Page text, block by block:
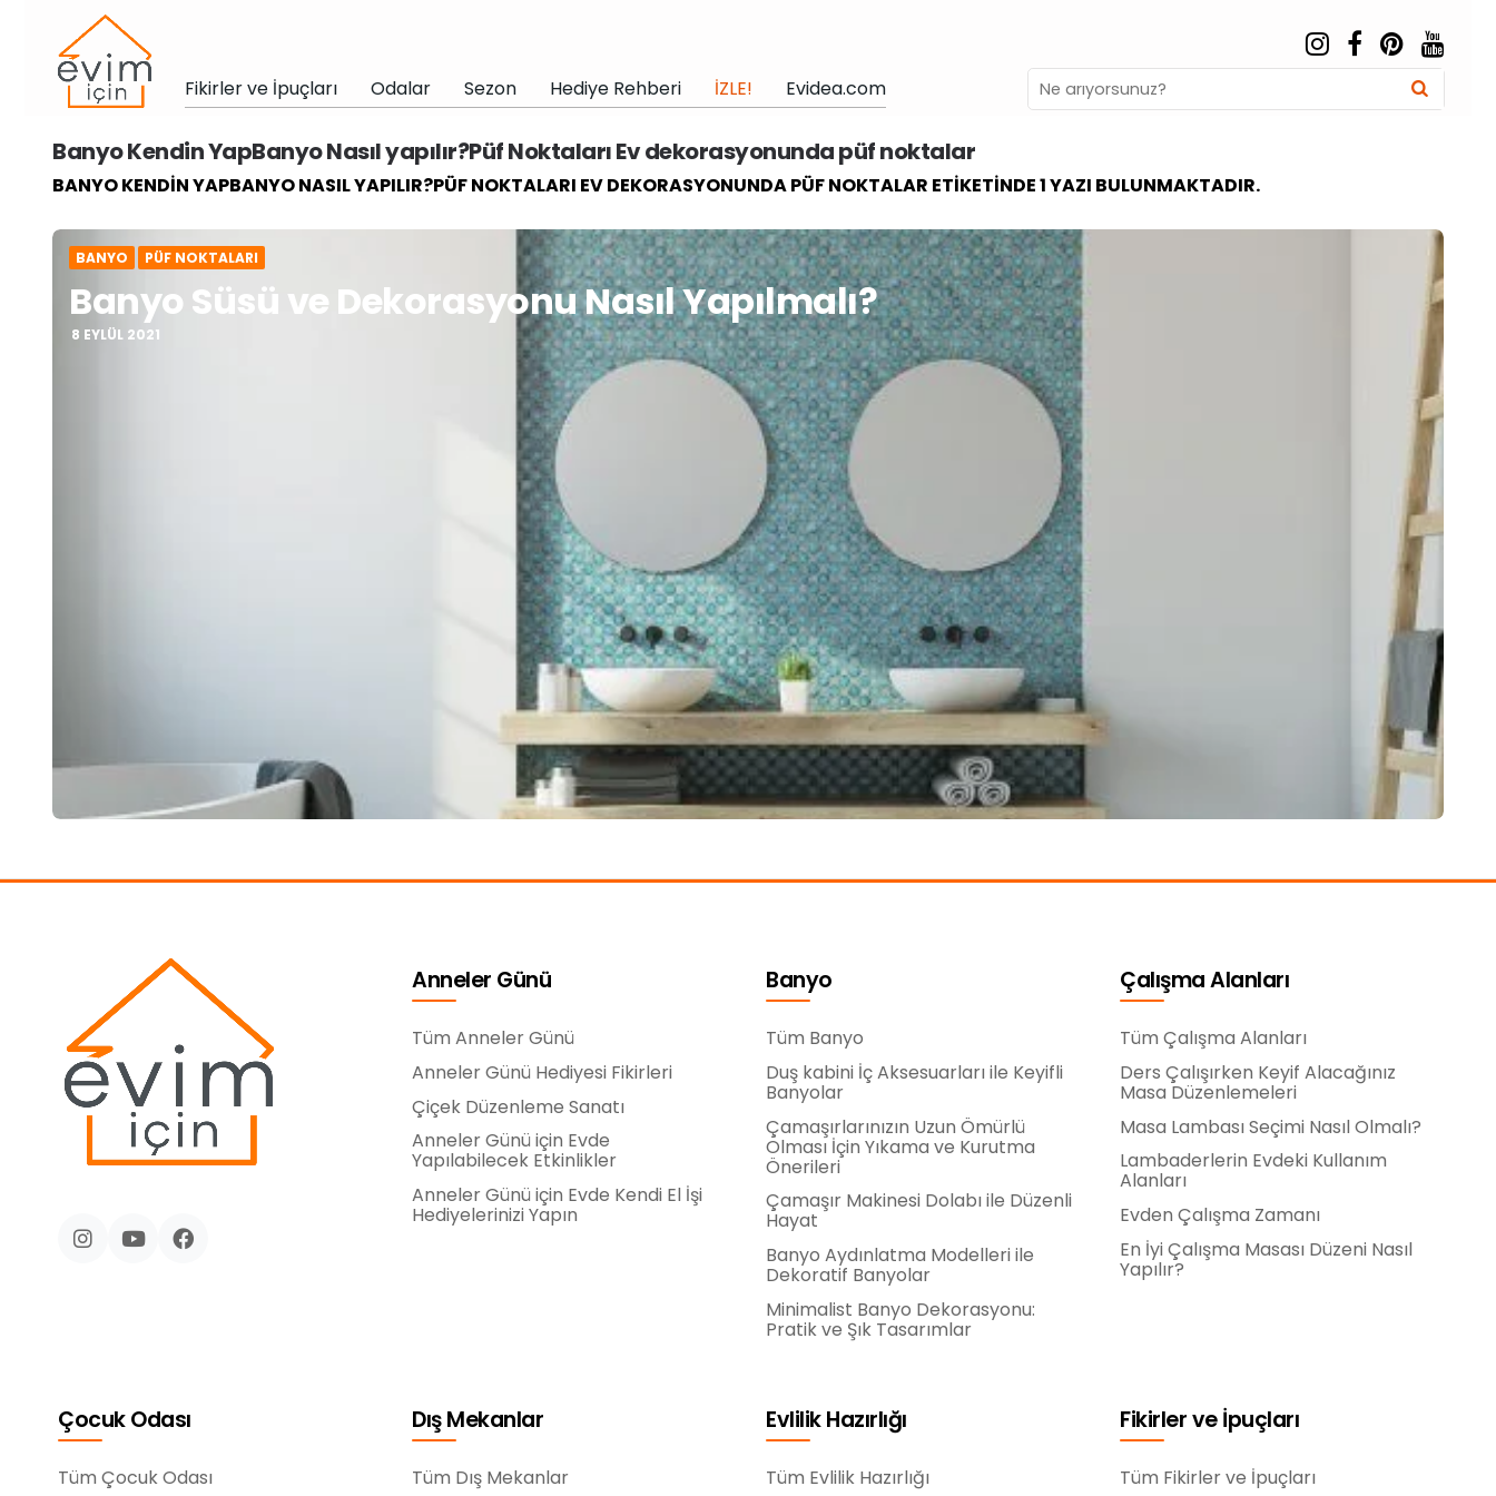
Fikirler ve İpuçları Odalar Sezon Hediye Rehberi İZLE! Evidea.com Search
for:
Banyo Kendin YapBanyo Nasıl yapılır?Püf Noktaları Ev dekorasyonunda püf noktalar
BANYO KENDIN YAPBANYO NASIL YAPILIR?PÜF NOKTALARI EV DEKORASYONUNDA PÜF NOKTALAR ETIKETINDE 1 YAZI BULUNMAKTADIR.
BANYO PÜF NOKTALARI
Banyo Süsü ve Dekorasyonu Nasıl Yapılmalı?
8 EYLÜL 2021
Anneler Günü
Tüm Anneler Günü
Anneler Günü Hediyesi Fikirleri
Çiçek Düzenleme Sanatı
Anneler Günü için Evde
Yapılabilecek Etkinlikler
Anneler Günü için Evde Kendi El İşi
Hediyelerinizi Yapın
Banyo
Tüm Banyo
Duş kabini İç Aksesuarları ile Keyifli
Banyolar
Çamaşırlarınızın Uzun Ömürlü
Olması İçin Yıkama ve Kurutma
Önerileri
Çamaşır Makinesi Dolabı ile Düzenli
Hayat
Banyo Aydınlatma Modelleri ile
Dekoratif Banyolar
Minimalist Banyo Dekorasyonu:
Pratik ve Şık Tasarımlar
Çalışma Alanları
Tüm Çalışma Alanları
Ders Çalışırken Keyif Alacağınız
Masa Düzenlemeleri
Masa Lambası Seçimi Nasıl Olmalı?
Lambaderlerin Evdeki Kullanım
Alanları
Evden Çalışma Zamanı
En İyi Çalışma Masası Düzeni Nasıl
Yapılır?
Çocuk Odası
Tüm Çocuk Odası
Dış Mekanlar
Tüm Dış Mekanlar
Evlilik Hazırlığı
Tüm Evlilik Hazırlığı
Fikirler ve İpuçları
Tüm Fikirler ve İpuçları